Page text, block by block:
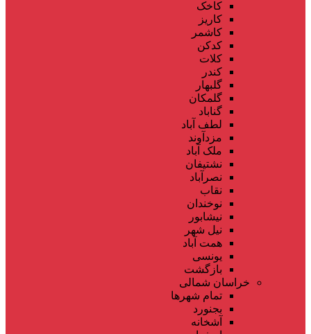
کاخک
کاریز
کاشمر
کدکن
کلات
کندر
گلبهار
گلمکان
گناباد
لطف آباد
مزدآوند
ملک آباد
نشتیفان
نصرآباد
نقاب
نوخندان
نیشابور
نیل شهر
همت آباد
یونسی
بازگشت
خراسان شمالی
تمام شهر‌ها
بجنورد
آشخانه